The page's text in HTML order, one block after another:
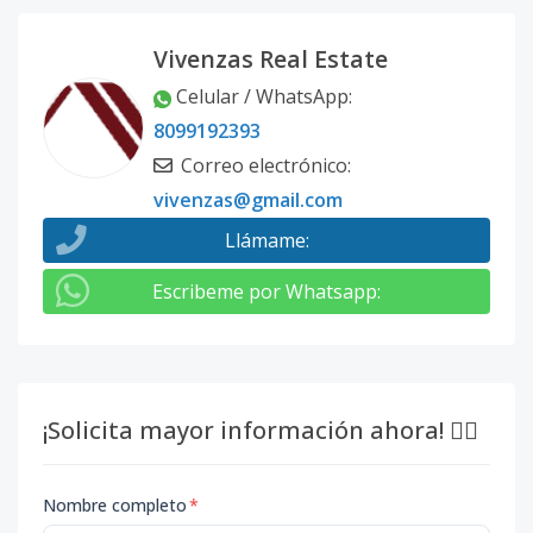
Vivenzas Real Estate
Celular / WhatsApp:
8099192393
Correo electrónico:
vivenzas@gmail.com
Llámame:
Escribeme por Whatsapp:
¡Solicita mayor información ahora! 👇🏽
Nombre completo*